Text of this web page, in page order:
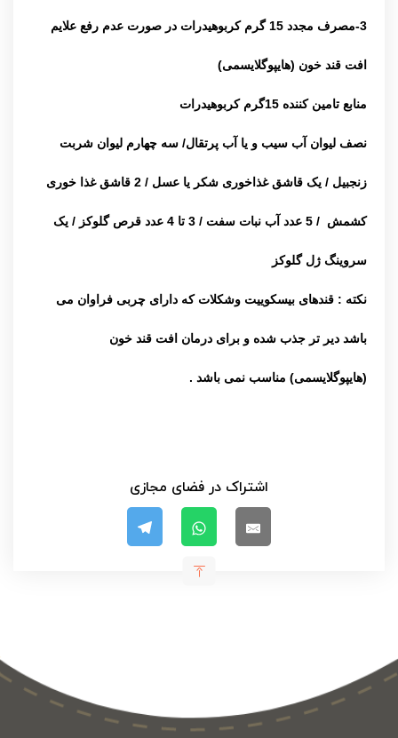
3-مصرف مجدد 15 گرم کربوهیدرات در صورت عدم رفع علایم
افت قند خون (هایپوگلایسمی)
منابع تامین کننده 15گرم کربوهیدرات
نصف لیوان آب سیب و یا آب پرتقال/ سه چهارم لیوان شربت
زنجبیل / یک قاشق غذاخوری شکر یا عسل / 2 قاشق غذا خوری
کشمش / 5 عدد آب نبات سفت / 3 تا 4 عدد قرص گلوکز / یک
سروینگ ژل گلوکز
نکته : قندهای بیسکوییت وشکلات که دارای چربی فراوان می
باشد دیر تر جذب شده و برای درمان افت قند خون
(هایپوگلایسمی) مناسب نمی باشد .
اشتراک در فضای مجازی